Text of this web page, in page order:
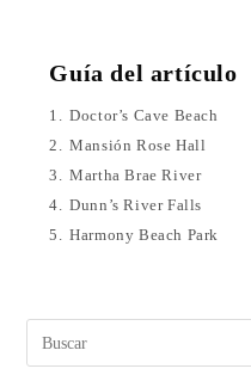
Guía del artículo
1. Doctor’s Cave Beach
2. Mansión Rose Hall
3. Martha Brae River
4. Dunn’s River Falls
5. Harmony Beach Park